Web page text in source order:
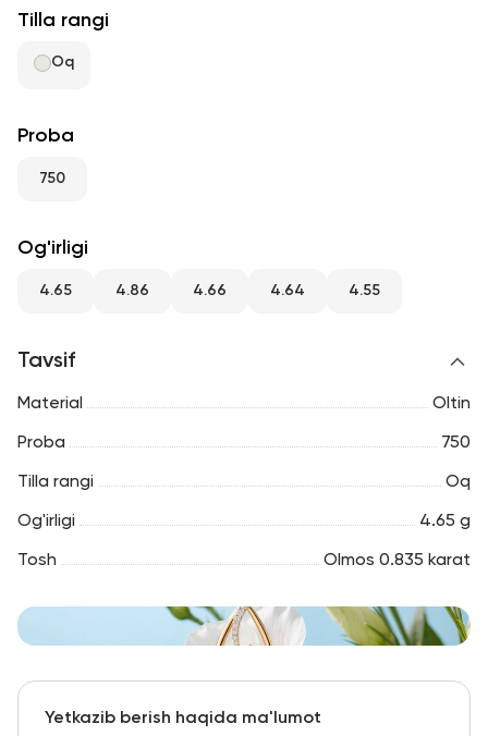
Sevimli
+998 71 205 22 22
Tilla rangi
Oq
Proba
750
Og'irligi
4.65 4.86 4.66 4.64 4.55
Tavsif
Material Oltin
Proba 750
Tilla rangi Oq
Og'irligi 4.65 g
Tosh Olmos 0.835 karat
Yetkazib berish haqida ma'lumot